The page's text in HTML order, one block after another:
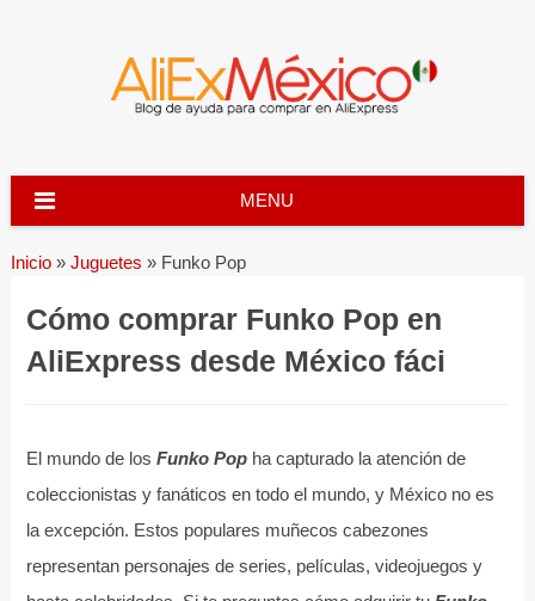
MENU
Inicio » Juguetes »Funko Pop
Cómo comprar Funko Pop en
AliExpress desde México fáci
El mundo de los Funko Popha capturado la atención de
coleccionistas y fanáticos en todo el mundo, y México no es
la excepción. Estos populares muñecos cabezones
representan personajes de series, películas, videojuegos y